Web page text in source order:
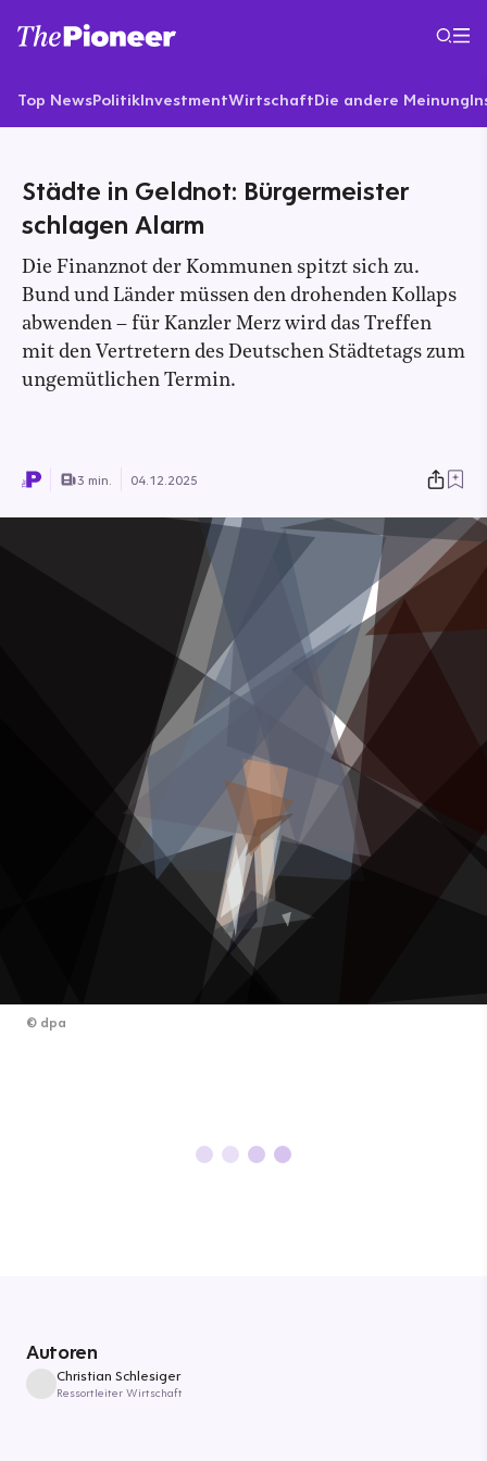
Top NewsPolitikInvestmentWirtschaftDie andere Meinung
Städte in Geldnot: Bürgermeister
schlagen Alarm
Die Finanznot der Kommunen spitzt sich zu.
Bund und Länder müssen den drohenden Kollaps
abwenden – für Kanzler Merz wird das Treffen
mit den Vertretern des Deutschen Städtetags zum
ungemütlichen Termin.
3 min. 04.12.2025
© dpa
Autoren
Christian Schlesiger
Ressortleiter Wirtschaft